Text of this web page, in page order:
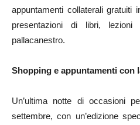
appuntamenti collaterali gratuiti
presentazioni di libri,
pallacanestro.
Shopping e appuntamenti con
Un’ultima notte di occasioni
settembre, con un’edizione